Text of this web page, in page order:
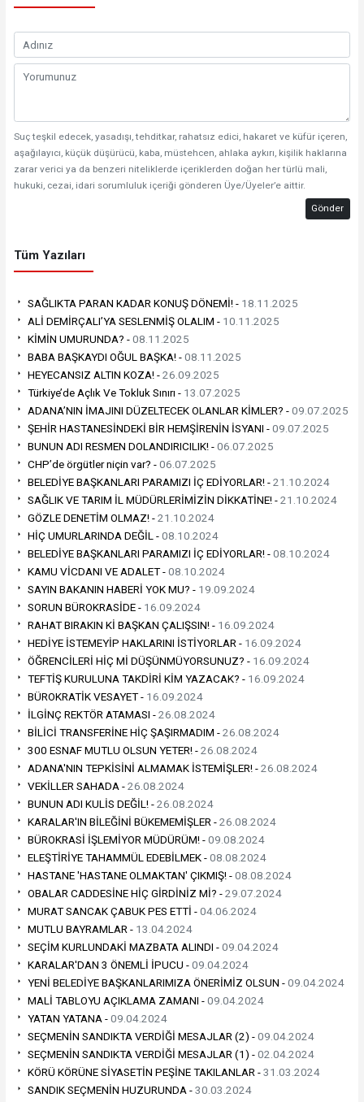
Suç teşkil edecek, yasadışı, tehditkar, rahatsız edici, hakaret ve küfür içeren,
aşağılayıcı, küçük düşürücü, kaba, müstehcen, ahlaka aykırı, kişilik haklarına
zarar verici ya da benzeri niteliklerde içeriklerden doğan her türlü mali,
hukuki, cezai, idari sorumluluk içeriği gönderen Üye/Üyeler’e aittir.
Gönder
Tüm Yazıları
SAĞLIKTA PARAN KADAR KONUŞ DÖNEMİ! - 18.11.2025
ALİ DEMİRÇALI’YA SESLENMİŞ OLALIM - 10.11.2025
KİMİN UMURUNDA? -08.11.2025
BABA BAŞKAYDI OĞUL BAŞKA! -08.11.2025
HEYECANSIZ ALTIN KOZA! -26.09.2025
Türkiye’de Açlık Ve Tokluk Sınırı - 13.07.2025
ADANA’NIN İMAJINI DÜZELTECEK OLANLAR KİMLER? -09.07.2025
ŞEHİR HASTANESİNDEKİ BİR HEMŞİRENİN İSYANI -09.07.2025
BUNUN ADI RESMEN DOLANDIRICILIK! -06.07.2025
CHP’de örgütler niçin var? -06.07.2025
BELEDİYE BAŞKANLARI PARAMIZI İÇ EDİYORLAR! -21.10.2024
SAĞLIK VE TARIM İL MÜDÜRLERİMİZİN DİKKATİNE! -21.10.2024
GÖZLE DENETİM OLMAZ! -21.10.2024
HİÇ UMURLARINDA DEĞİL -08.10.2024
BELEDİYE BAŞKANLARI PARAMIZI İÇ EDİYORLAR! -08.10.2024
KAMU VİCDANI VE ADALET -08.10.2024
SAYIN BAKANIN HABERİ YOK MU? - 19.09.2024
SORUN BÜROKRASİDE - 16.09.2024
RAHAT BIRAKIN Kİ BAŞKAN ÇALIŞSIN! - 16.09.2024
HEDİYE İSTEMEYİP HAKLARINI İSTİYORLAR - 16.09.2024
ÖĞRENCİLERİ HİÇ Mİ DÜŞÜNMÜYORSUNUZ? - 16.09.2024
TEFTİŞ KURULUNA TAKDİRİ KİM YAZACAK? - 16.09.2024
BÜROKRATİK VESAYET - 16.09.2024
İLGİNÇ REKTÖR ATAMASI -26.08.2024
BİLİCİ TRANSFERİNE HİÇ ŞAŞIRMADIM -26.08.2024
300 ESNAF MUTLU OLSUN YETER! -26.08.2024
ADANA'NIN TEPKİSİNİ ALMAMAK İSTEMİŞLER! -26.08.2024
VEKİLLER SAHADA -26.08.2024
BUNUN ADI KULİS DEĞİL! -26.08.2024
KARALAR'IN BİLEĞİNİ BÜKEMEMİŞLER -26.08.2024
BÜROKRASİ İŞLEMİYOR MÜDÜRÜM! -09.08.2024
ELEŞTİRİYE TAHAMMÜL EDEBİLMEK -08.08.2024
HASTANE 'HASTANE OLMAKTAN' ÇIKMIŞ! -08.08.2024
OBALAR CADDESİNE HİÇ GİRDİNİZ Mİ? -29.07.2024
MURAT SANCAK ÇABUK PES ETTİ -04.06.2024
MUTLU BAYRAMLAR - 13.04.2024
SEÇİM KURLUNDAKİ MAZBATA ALINDI -09.04.2024
KARALAR'DAN 3 ÖNEMLİ İPUCU -09.04.2024
YENİ BELEDİYE BAŞKANLARIMIZA ÖNERİMİZ OLSUN -09.04.2024
MALİ TABLOYU AÇIKLAMA ZAMANI -09.04.2024
YATAN YATANA -09.04.2024
SEÇMENİN SANDIKTA VERDİĞİ MESAJLAR (2) -09.04.2024
SEÇMENİN SANDIKTA VERDİĞİ MESAJLAR (1) -02.04.2024
KÖRÜ KÖRÜNE SİYASETİN PEŞİNE TAKILANLAR -31.03.2024
SANDIK SEÇMENİN HUZURUNDA -30.03.2024